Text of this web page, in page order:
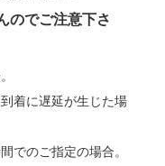
のでご注意下さ
着に遅延が生じた場
でのご指定の場合。